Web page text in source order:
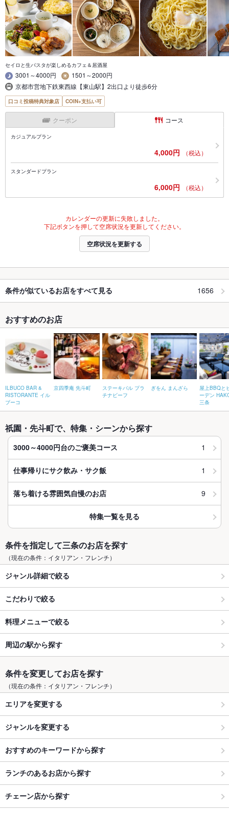
セイロと生パスタが楽しめるカフェ＆居酒屋
3001～4000円
1501～2000円
京都市営地下鉄東西線【東山駅】2出口より徒歩6分
口コミ投稿特典対象店 COIN+支払い可
クーポン コース
カジュアルプラン
4,000円 （税込）
スタンダードプラン
6,000円 （税込）
カレンダーの更新に失敗しました。
下記ボタンを押して空席状況を更新してください。
空席状況を更新する
条件が似ているお店をすべて見る 1656
おすすめのお店
ILBUCO BAR &
RISTORANTE イル
ブーコ
京四季庵 先斗町
ステーキバル プラ
チナビーフ
ぎをん まんざら
屋上BBQと
ーデン
三条
祇園・先斗町で、特集・シーンから探す
3000～4000円台のご褒美コース 1
仕事帰りにサク飲み・サク飯 1
落ち着ける雰囲気自慢のお店 9
特集一覧を見る
条件を指定して三条のお店を探す
（現在の条件：イタリアン・フレンチ）
ジャンル詳細で絞る
こだわりで絞る
料理メニューで絞る
周辺の駅から探す
条件を変更してお店を探す
（現在の条件：イタリアン・フレンチ）
エリアを変更する
ジャンルを変更する
おすすめのキーワードから探す
ランチのあるお店から探す
チェーン店から探す